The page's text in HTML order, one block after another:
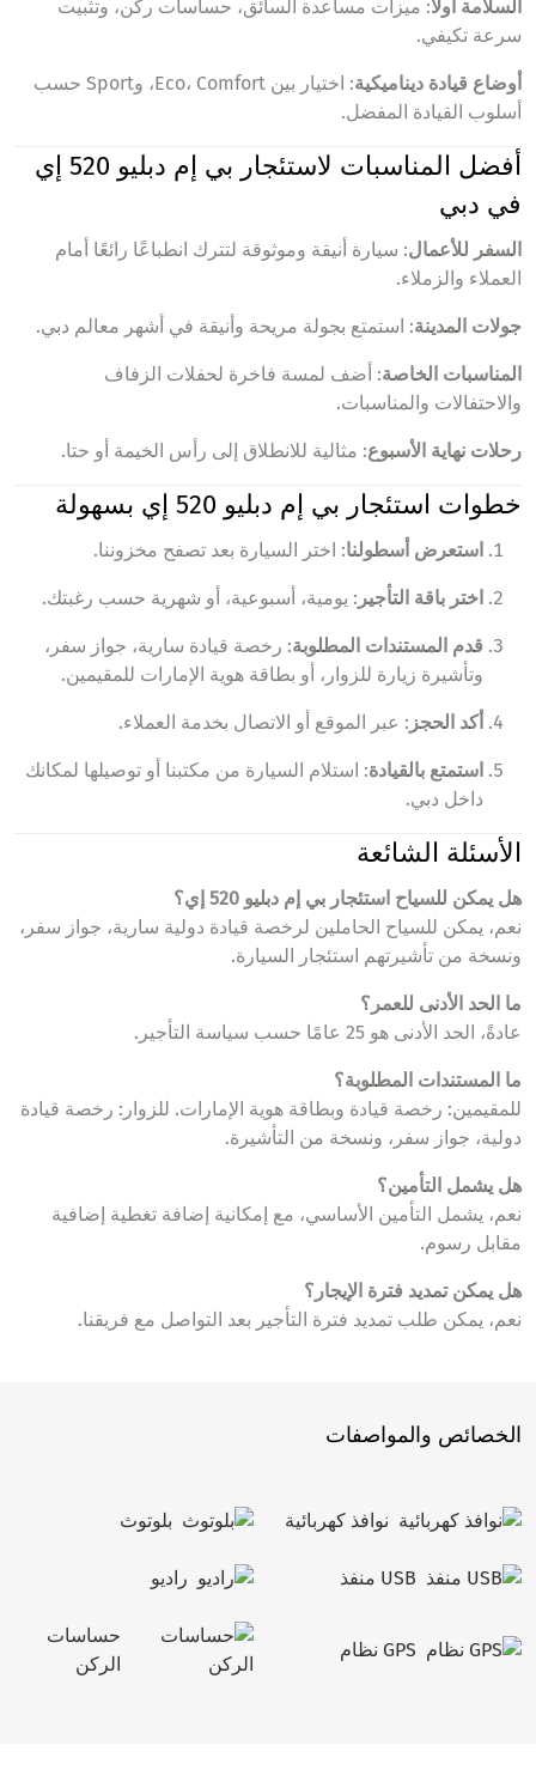
السلامة أولاً: ميزات مساعدة السائق، حساسات ركن، وتثبيت
سرعة تكيفي.
أوضاع قيادة ديناميكية
: اختيار بين Eco، Comfort، وSport حسب
أسلوب القيادة المفضل.
أفضل المناسبات لاستئجار بي إم دبليو 520 إي
في دبي
السفر للأعمال: سيارة أنيقة وموثوقة لتترك انطباعًا رائعًا أمام
العملاء والزملاء.
جولات المدينة: استمتع بجولة مريحة وأنيقة في أشهر معالم دبي.
المناسبات الخاصة: أضف لمسة فاخرة لحفلات الزفاف
والاحتفالات والمناسبات.
رحلات نهاية الأسبوع: مثالية للانطلاق إلى رأس الخيمة أو حتا.
خطوات استئجار بي إم دبليو 520 إي بسهولة
استعرض أسطولنا: اختر السيارة بعد تصفح مخزوننا.
اختر باقة التأجير : يومية، أسبوعية، أو شهرية حسب رغبتك.
قدم المستندات المطلوبة: رخصة قيادة سارية، جواز سفر،
وتأشيرة زيارة للزوار، أو بطاقة هوية الإمارات للمقيمين.
أكد الحجز : عبر الموقع أو الاتصال بخدمة العملاء.
استمتع بالقيادة: استلام السيارة من مكتبنا أو توصيلها لمكانك
داخل دبي.
الأسئلة الشائعة
هل يمكن للسياح استئجار بي إم دبليو 520 إي؟
نعم، يمكن للسياح الحاملين لرخصة قيادة دولية سارية، جواز سفر،
ونسخة من تأشيرتهم استئجار السيارة.
ما الحد الأدنى للعمر؟
عادةً، الحد الأدنى هو 25 عامًا حسب سياسة التأجير.
ما المستندات المطلوبة؟
للمقيمين: رخصة قيادة وبطاقة هوية الإمارات. للزوار: رخصة قيادة
دولية، جواز سفر، ونسخة من التأشيرة.
هل يشمل التأمين؟
نعم، يشمل التأمين الأساسي، مع إمكانية إضافة تغطية إضافية
مقابل رسوم.
هل يمكن تمديد فترة الإيجار؟
نعم، يمكن طلب تمديد فترة التأجير بعد التواصل مع فريقنا.
الخصائص والمواصفات
نوافذ كهربائية بلوتوث
USB منفذ راديو
GPS نظام
حساسات
الركن